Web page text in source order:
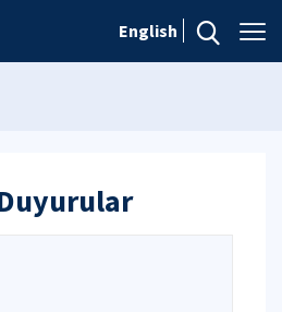
English